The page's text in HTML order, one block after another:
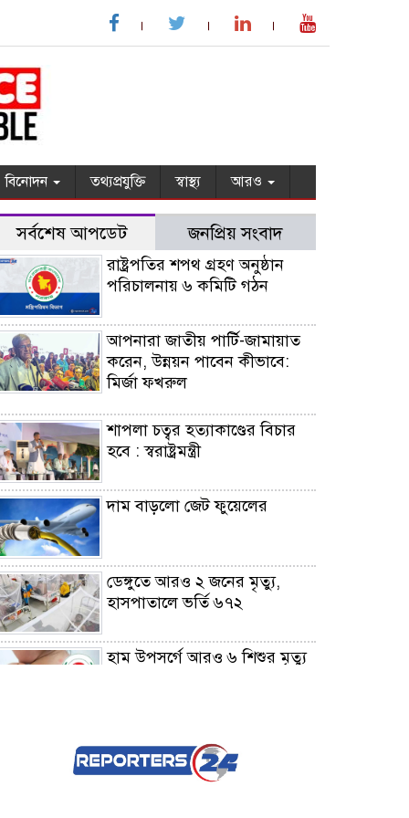
বিনোদন তথ্যপ্রযুক্তি স্বাস্থ্য আরও
সর্বশেষ আপডেট জনপ্রিয় সংবাদ
রাষ্ট্রপতির শপথ গ্রহণ অনুষ্ঠান
পরিচালনায় ৬ কমিটি গঠন
আপনারা জাতীয় পার্টি-জামায়াত
করেন, উন্নয়ন পাবেন কীভাবে:
মির্জা ফখরুল
শাপলা চত্বর হত্যাকাণ্ডের বিচার
হবে : স্বরাষ্ট্রমন্ত্রী
দাম বাড়লো জেট ফুয়েলের
ডেঙ্গুতে আরও ২ জনের মৃত্যু,
হাসপাতালে ভর্তি ৬৭২
হাম উপসর্গে আরও ৬ শিশুর মৃত্যু
হ্যাক হতে পারে ফোন